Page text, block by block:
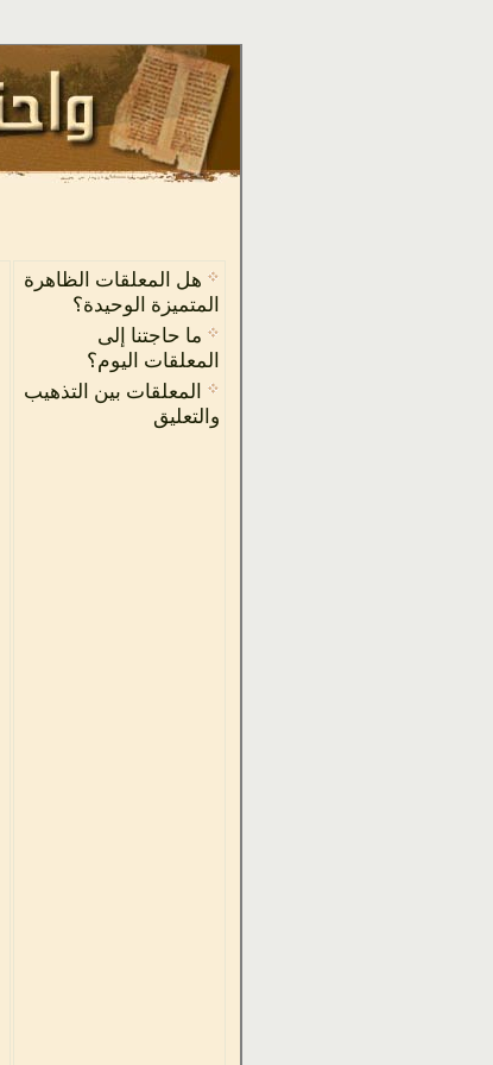
هل المعلقات الظاهرة
المتميزة الوحيدة؟
ما حاجتنا إلى
المعلقات اليوم؟
المعلقات بين التذهيب
والتعليق